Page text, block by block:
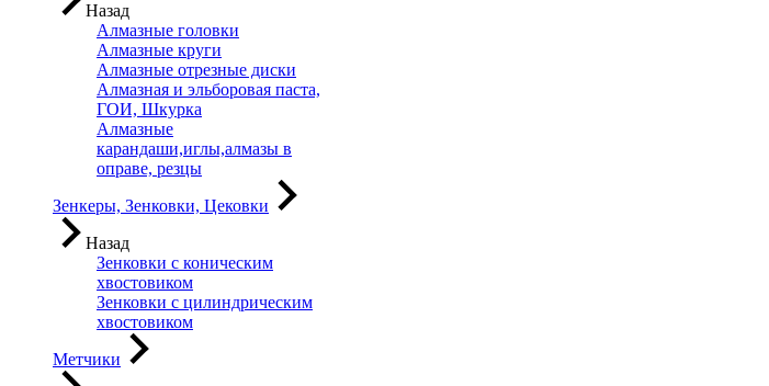
Назад
Алмазные головки
Алмазные круги
Алмазные отрезные диски
Алмазная и эльборовая паста,
ГОИ, Шкурка
Алмазные
карандаши,иглы,алмазы в
оправе, резцы
Зенкеры, Зенковки, Цековки
Назад
Зенковки с коническим
хвостовиком
Зенковки с цилиндрическим
хвостовиком
Метчики